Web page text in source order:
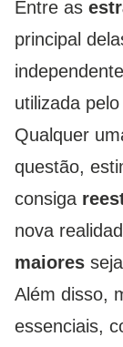
Entre as
principal
utilizada
Qualquer
questão,
consiga
nova
maiores
Além disso,
essenciais,